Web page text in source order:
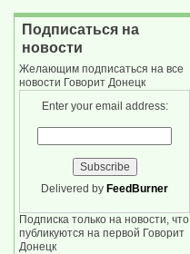
Подписаться на
новости
Желающим подписаться на все
новости Говорит Донецк
Enter your email address:
Delivered by FeedBurner
Подписка только на новости, что
публикуются на первой Говорит
Донецк